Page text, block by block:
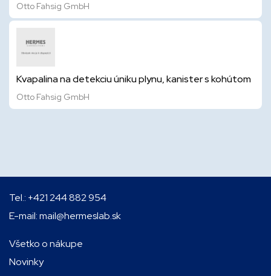
Otto Fahsig GmbH
Kvapalina na detekciu úniku plynu, kanister s kohútom
Otto Fahsig GmbH
Tel.: +421 244 882 954
E-mail:mail@hermeslab.sk
Všetko o nákupe
Novinky